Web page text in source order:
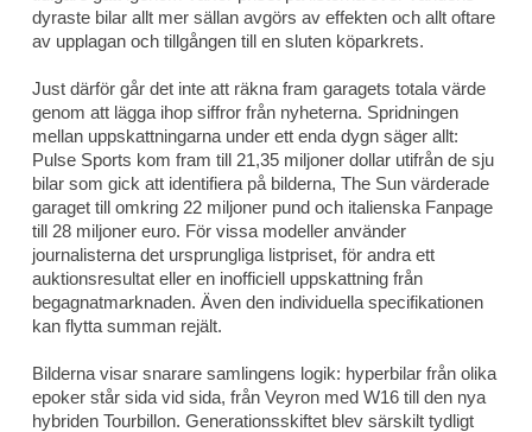
dyraste bilar allt mer sällan avgörs av effekten och allt oftare
av upplagan och tillgången till en sluten köparkrets.
Just därför går det inte att räkna fram garagets totala värde
genom att lägga ihop siffror från nyheterna. Spridningen
mellan uppskattningarna under ett enda dygn säger allt:
Pulse Sports kom fram till 21,35 miljoner dollar utifrån de sju
bilar som gick att identifiera på bilderna, The Sun värderade
garaget till omkring 22 miljoner pund och italienska Fanpage
till 28 miljoner euro. För vissa modeller använder
journalisterna det ursprungliga listpriset, för andra ett
auktionsresultat eller en inofficiell uppskattning från
begagnatmarknaden. Även den individuella specifikationen
kan flytta summan rejält.
Bilderna visar snarare samlingens logik: hyperbilar från olika
epoker står sida vid sida, från Veyron med W16 till den nya
hybriden Tourbillon. Generationsskiftet blev särskilt tydligt